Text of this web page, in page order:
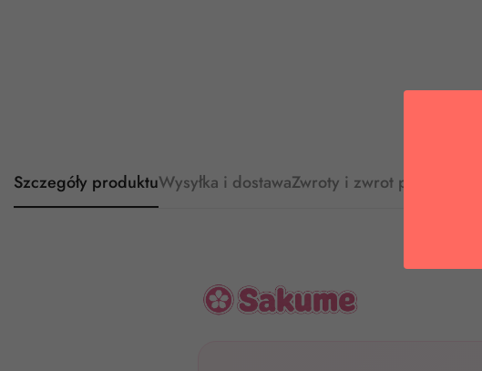
Szczegóły produktuWysyłka i dostawaZwroty i zwrot pieniędzy